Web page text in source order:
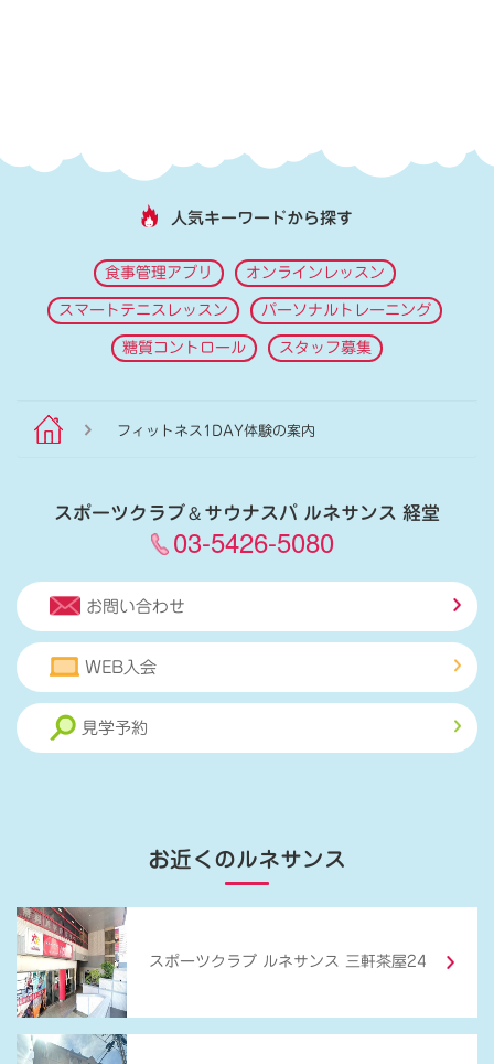
人気キーワードから探す
食事管理アプリ オンラインレッスン
スマートテニスレッスン パーソナルトレーニング
糖質コントロール スタッフ募集
フィットネス1DAY体験の案内
スポーツクラブ＆サウナスパ ルネサンス 経堂
03-5426-5080
お問い合わせ
WEB入会
見学予約
お近くのルネサンス
スポーツクラブ ルネサンス 三軒茶屋24